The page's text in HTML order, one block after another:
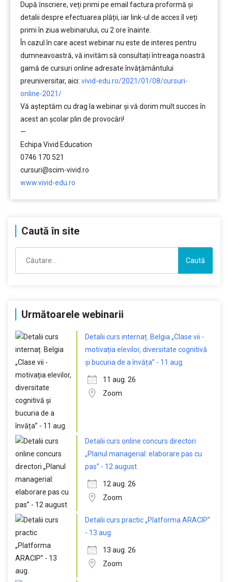
După ȋnscriere, veți primi pe email factura proformă și
detalii despre efectuarea plății, iar link-ul de acces îl veți
primi în ziua webinarului, cu 2 ore înainte.
În cazul în care acest webinar nu este de interes pentru
dumneavoastră, vă invităm să consultați întreaga noastră
gamă de cursuri online adresate învățământului
preuniversitar, aici: vivid-edu.ro/2021/01/08/cursuri-
online-2021/
Vă aşteptăm cu drag la webinar şi vă dorim mult succes în
acest an şcolar plin de provocări!
—
Echipa Vivid Education
0746 170 521
cursuri@scim-vivid.ro
www.vivid-edu.ro
Caută în site
după:
Următoarele webinarii
Detalii curs internaț. Belgia „Clase vii -
motivația elevilor, diversitate cognitivă
și bucuria de a învăța” - 11 aug.
11 aug. 26
Zoom
Detalii curs online concurs directori
„Planul managerial: elaborare pas cu
pas” - 12 august
12 aug. 26
Zoom
Detalii curs practic „Platforma ARACIP”
- 13 aug.
13 aug. 26
Zoom